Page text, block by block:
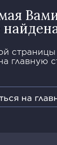
страницы
главную
на